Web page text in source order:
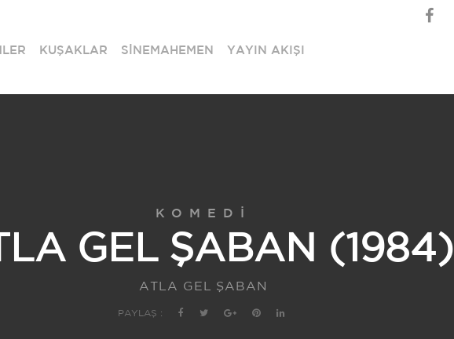
KUŞAKLAR SİNEMAHEMEN YAYIN AKIŞI
KOMEDI
GEL ŞABAN (1984)
ATLA GEL ŞABAN
PAYLAŞ :